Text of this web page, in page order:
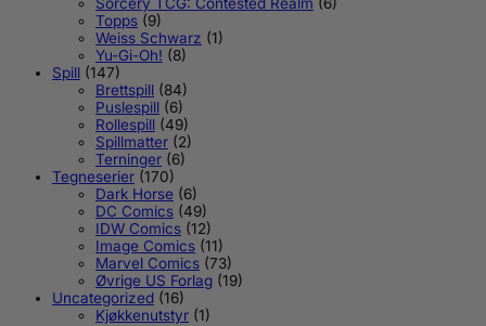
Topps (9)
Weiss Schwarz (1)
Yu-Gi-Oh! (8)
Spill (147)
Brettspill (84)
Puslespill (6)
Rollespill (49)
Spillmatter (2)
Terninger (6)
Tegneserier (170)
Dark Horse (6)
DC Comics (49)
IDW Comics (12)
Image Comics (11)
Marvel Comics (73)
Øvrige US Forlag (19)
Uncategorized (16)
Kjøkkenutstyr (1)